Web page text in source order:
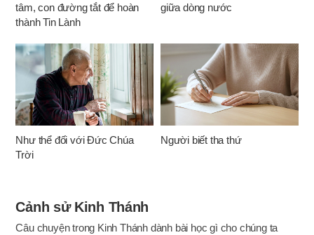
tâm, con đường tắt để hoàn
thành Tin Lành
giữa dòng nước
Như thể đối với Đức Chúa
Trời
Người biết tha thứ
Cảnh sử Kinh Thánh
Câu chuyện trong Kinh Thánh dành bài học gì cho chúng ta